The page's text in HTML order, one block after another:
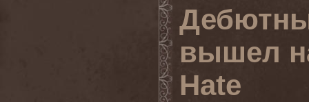
вышел
Hate